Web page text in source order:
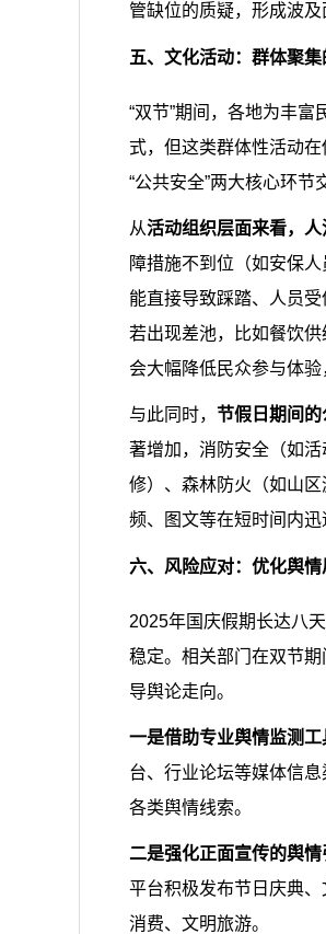
管缺位的质疑，形成波及
五、文化活动：群体聚
“双节”期间，各地为丰
式，但这类群体性活动
“公共安全”两大核心环节
从活动组织层面来看，
障措施不到位（如安保
能直接导致踩踏、人员
若出现差池，比如餐饮
会大幅降低民众参与体验
与此同时，节假日期间
著增加，消防安全（如
修）、森林防火（如山
频、图文等在短时间内
六、风险应对：优化舆
2025年国庆假期长达八
稳定。相关部门在双节
导舆论走向。
一是借助专业舆情监测
台、行业论坛等媒体信
各类舆情线索。
二是强化正面宣传的舆
平台积极发布节日庆典
消费、文明旅游。